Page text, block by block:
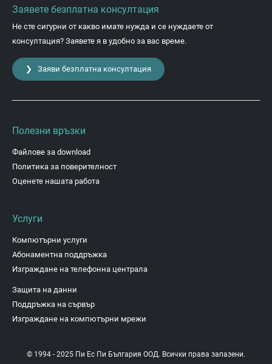
Заявете безплатна консултация
Не сте сигурни от какво имате нужда и се нуждаете от
консултация? Заявете я в удобно за вас време.
❯ Заяви безплатна консултация
Полезни връзки
Файлове за download
Политика за поверителност
Оценете нашата работа
Услуги
Компютърни услуги
Абонаментна поддръжка
Изграждане на телефонна централа
Защита на данни
Поддръжка на сървър
Изграждане на компютърни мрежи
© 1994 - 2025 Пи Ес Пи България ООД. Всички права запазени.